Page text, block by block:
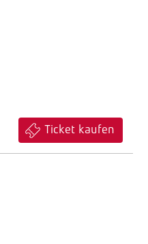
Ticket kaufen